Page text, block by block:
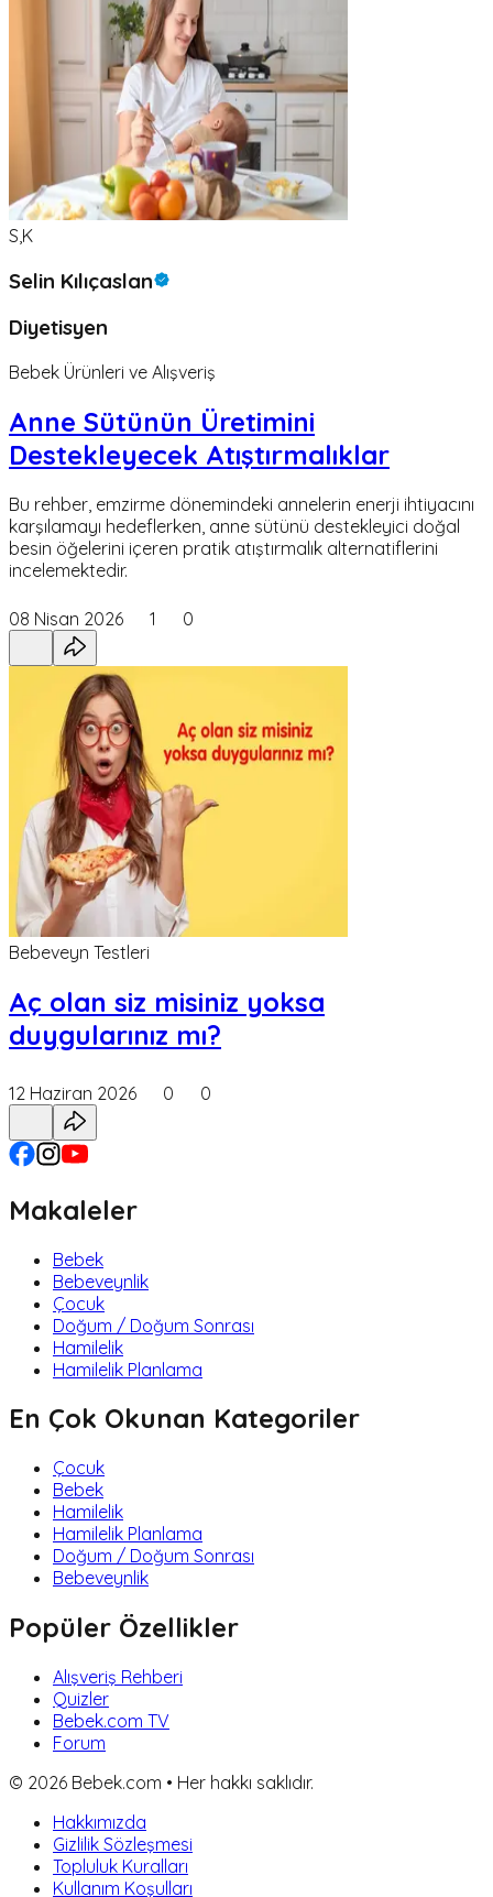
S,K
Selin Kılıçaslan
Diyetisyen
Bebek Ürünleri ve Alışveriş
Anne Sütünün Üretimini
Destekleyecek Atıştırmalıklar
Bu rehber, emzirme dönemindeki annelerin enerji ihtiyacını
karşılamayı hedeflerken, anne sütünü destekleyici doğal
besin öğelerini içeren pratik atıştırmalık alternatiflerini
incelemektedir.
08 Nisan 2026 1 0
Bebeveyn Testleri
Aç olan siz misiniz yoksa
duygularınız mı?
12 Haziran 2026 0 0
Makaleler
Bebek
Bebeveynlik
Çocuk
Doğum / Doğum Sonrası
Hamilelik
Hamilelik Planlama
En Çok Okunan Kategoriler
Çocuk
Bebek
Hamilelik
Hamilelik Planlama
Doğum / Doğum Sonrası
Bebeveynlik
Popüler Özellikler
Alışveriş Rehberi
Quizler
Bebek.com TV
Forum
© 2026 Bebek.com • Her hakkı saklıdır.
Hakkımızda
Gizlilik Sözleşmesi
Topluluk Kuralları
Kullanım Koşulları